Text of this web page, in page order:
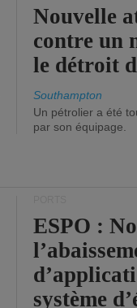
Nouvelle
contre un
le détroit
Southampton
Un pétrolier a été
par son équipage.
ESPO :
système